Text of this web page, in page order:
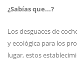
¿Sabías que...?
Los desguaces de
y ecológica para los
lugar, estos